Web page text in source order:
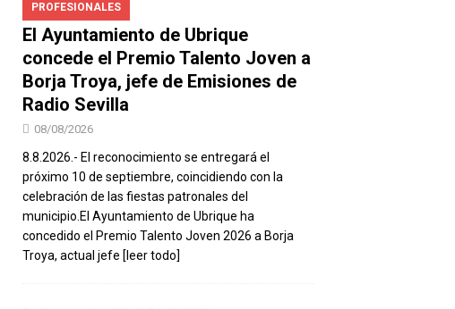
PROFESIONALES
El Ayuntamiento de Ubrique
concede el Premio Talento Joven a
Borja Troya, jefe de Emisiones de
Radio Sevilla
08/08/2026
8.8.2026.- El reconocimiento se entregará el
próximo 10 de septiembre, coincidiendo con la
celebración de las fiestas patronales del
municipio.El Ayuntamiento de Ubrique ha
concedido el Premio Talento Joven 2026 a Borja
Troya, actual jefe [leer todo]